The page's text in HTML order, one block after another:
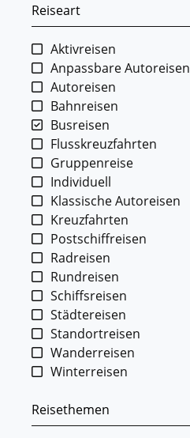
Reiseart
Aktivreisen
Anpassbare Autoreisen
Autoreisen
Bahnreisen
Busreisen
Flusskreuzfahrten
Gruppenreise
Individuell
Klassische Autoreisen
Kreuzfahrten
Postschiffreisen
Radreisen
Rundreisen
Schiffsreisen
Städtereisen
Standortreisen
Wanderreisen
Winterreisen
Reisethemen